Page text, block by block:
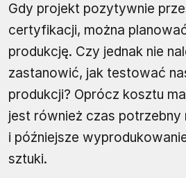
Gdy projekt pozytywnie
certyfikacji, można
produkcję. Czy jednak nie
zastanowić, jak testować
produkcji? Oprócz kosztu
jest również czas potrzebny
i późniejsze
sztuki.